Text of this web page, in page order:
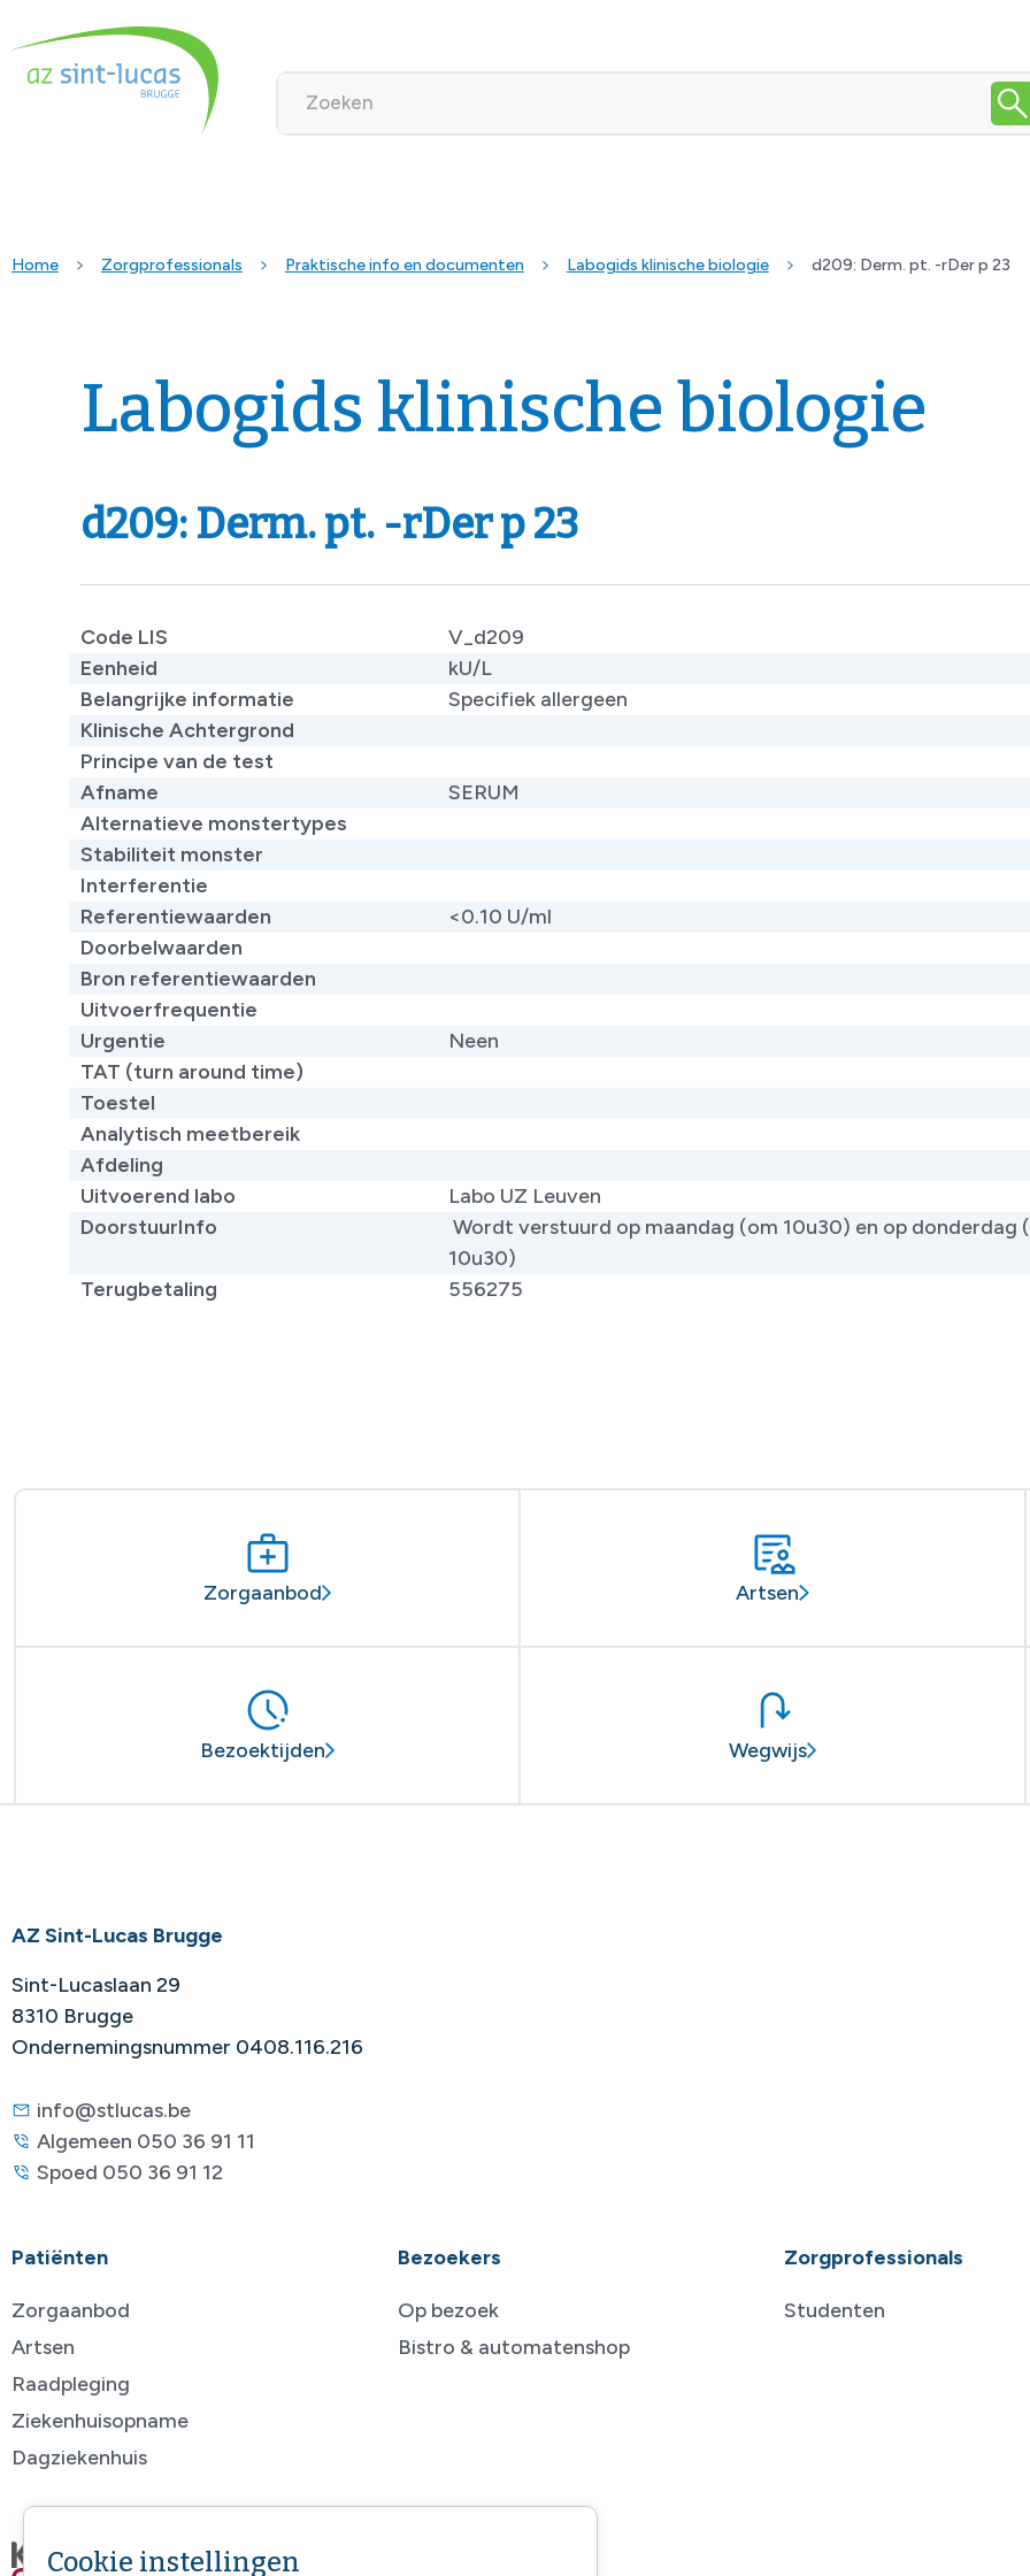
Home Zorgprofessionals Praktische info en documenten Labogids klinische biologie d209: Derm. pt. -rDer p 23
Labogids klinische biologie
d209: Derm. pt. -rDer p 23
Code LIS
V_d209
Eenheid
kU/L
Belangrijke informatie
​Specifiek allergeen
Klinische Achtergrond
Principe van de test
Afname
SERUM
Alternatieve monstertypes
Stabiliteit monster
Interferentie
Referentiewaarden
​<0.10 U/ml
Doorbelwaarden
Bron referentiewaarden
Uitvoerfrequentie
Urgentie
Neen
TAT (turn around time)
Toestel
Analytisch meetbereik
Afdeling
Uitvoerend labo
Labo UZ Leuven
DoorstuurInfo
Wordt verstuurd op maandag (om 10u30) en op donderdag
10u30)
Terugbetaling
556275
Zorgaanbod Artsen
Bezoektijden Wegwijs
AZ Sint-Lucas Brugge
Sint-Lucaslaan 29
8310 Brugge
Ondernemingsnummer 0408.116.216
info@stlucas.be
Algemeen 050 36 91 11
Spoed 050 36 91 12
Patiënten
Zorgaanbod
Artsen
Raadpleging
Ziekenhuisopname
Dagziekenhuis
Bezoekers
Op bezoek
Bistro & automatenshop
Zorgprofessionals
Studenten
Cookie instellingen